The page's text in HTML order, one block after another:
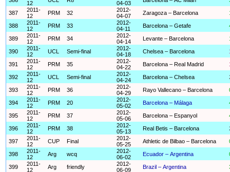
12
04-03
387
2011-
12
PRM 32
2012-
04-07
Zaragoza – Barcelona
388
2011-
12
PRM 33
2012-
04-11
Barcelona – Getafe
389
2011-
12
PRM 34
2012-
04-14
Levante – Barcelona
390
2011-
12
UCL Semi-final
2012-
04-18
Chelsea – Barcelona
391
2011-
12
PRM 35
2012-
04-22
Barcelona – Real Madrid
392
2011-
12
UCL Semi-final
2012-
04-24
Barcelona – Chelsea
393
2011-
12
PRM 36
2012-
04-29
Rayo Vallecano – Barcelona
394
2011-
12
PRM 20
2012-
05-02
Barcelona – Málaga
395
2011-
12
PRM 37
2012-
05-06
Barcelona – Espanyol
396
2011-
12
PRM 38
2012-
05-13
Real Betis – Barcelona
397
2011-
12
CUP Final
2012-
05-25
Athletic de Bilbao – Barcelona
398
2011-
12
Arg wcq
2012-
06-02
Ecuador – Argentina
399
2011-
12
Arg friendly
2012-
06-09
Brazil – Argentina